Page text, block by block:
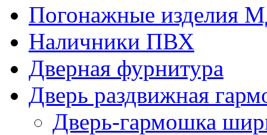
Погонажные изделия
Наличники ПВХ
Дверная фурнитура
Дверь раздвижная
Дверь-гармошка